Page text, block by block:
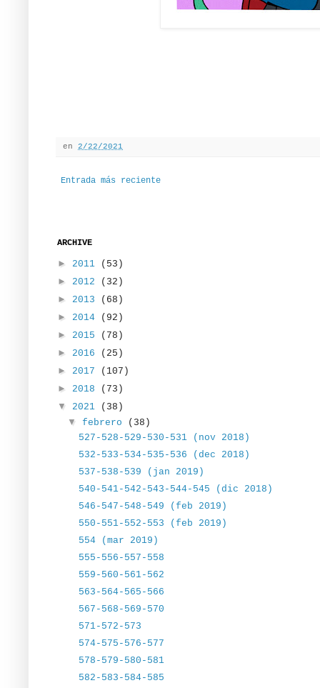
en 2/22/2021
Entrada más reciente
ARCHIVE
► 2011
(53)
► 2012
(32)
► 2013
(68)
► 2014
(92)
► 2015
(78)
► 2016
(25)
► 2017
(107)
► 2018
(73)
▼ 2021
(38)
▼febrero
(38)
527-528-529-530-531 (nov 2018)
532-533-534-535-536 (dec 2018)
537-538-539 (jan 2019)
540-541-542-543-544-545 (dic 2018)
546-547-548-549 (feb 2019)
550-551-552-553 (feb 2019)
554 (mar 2019)
555-556-557-558
559-560-561-562
563-564-565-566
567-568-569-570
571-572-573
574-575-576-577
578-579-580-581
582-583-584-585